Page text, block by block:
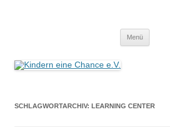
Menü
SCHLAGWORTARCHIV: LEARNING CENTER